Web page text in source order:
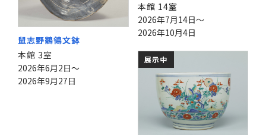
本館 14室
2026年7月14日～
2026年10月4日
鼠志野鶺鴒文鉢
本館 3室
2026年6月2日～
2026年9月27日
展示中